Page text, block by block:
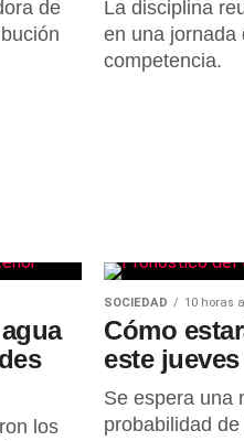
de
La disciplina
en una jornada
competencia.
los
SOCIEDAD 10 horas
Cómo
este
Se espera una
probabilidad